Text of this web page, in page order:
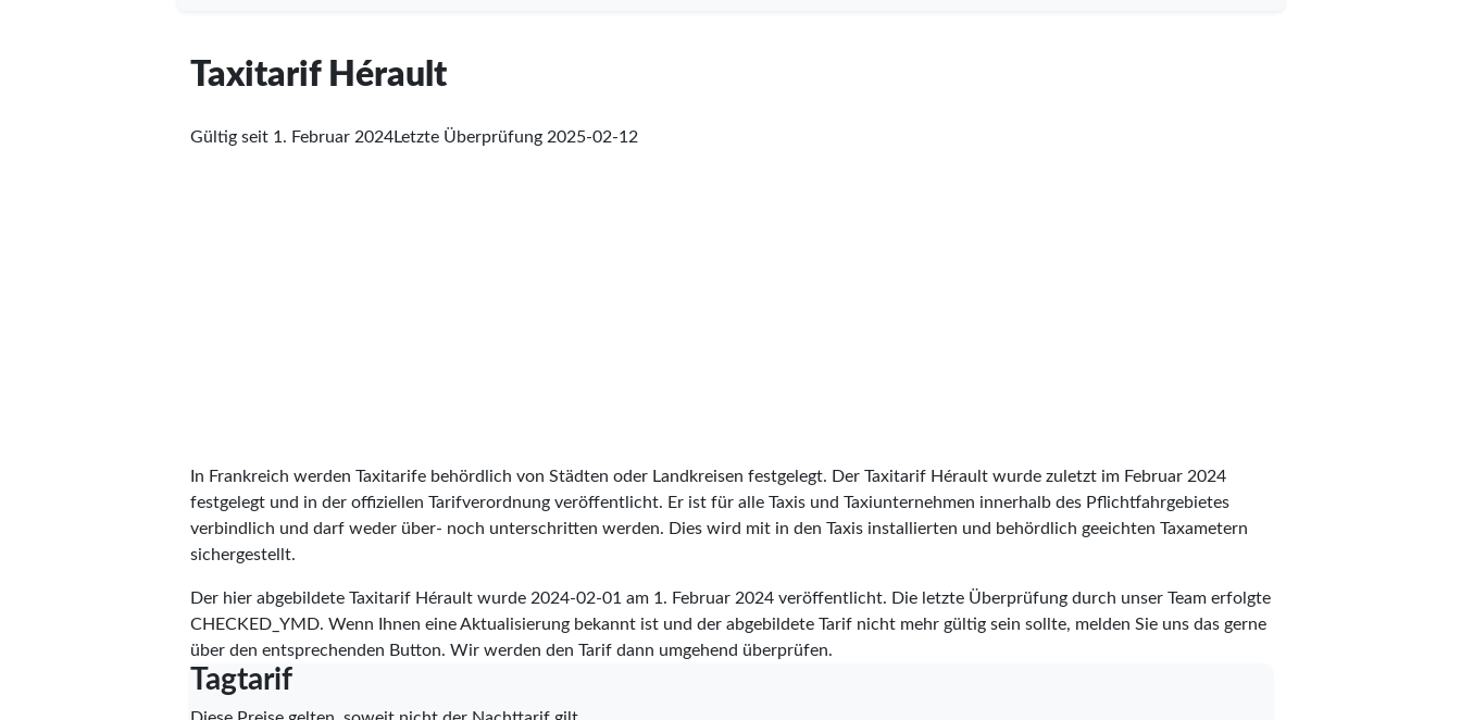
Taxitarif Hérault
Gültig seit 1. Februar 2024Letzte Überprüfung 2025-02-12
In Frankreich werden Taxitarife behördlich von Städten oder Landkreisen festgelegt. Der Taxitarif Hérault wurde zuletzt im Februar 2024
festgelegt und in der offiziellen Tarifverordnung veröffentlicht. Er ist für alle Taxis und Taxiunternehmen innerhalb des Pflichtfahrgebietes
verbindlich und darf weder über- noch unterschritten werden. Dies wird mit in den Taxis installierten und behördlich geeichten Taxametern
sichergestellt.
Der hier abgebildete Taxitarif Hérault wurde 2024-02-01 am 1. Februar 2024 veröffentlicht. Die letzte Überprüfung durch unser Team erfolgte
CHECKED_YMD. Wenn Ihnen eine Aktualisierung bekannt ist und der abgebildete Tarif nicht mehr gültig sein sollte, melden Sie uns das gerne
über den entsprechenden Button. Wir werden den Tarif dann umgehend überprüfen.
Tagtarif